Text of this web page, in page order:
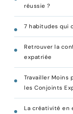
réussie ?
7 habitudes qui
Retrouver la
expatriée
Travailler Moins
les Conjoints
La créativité en